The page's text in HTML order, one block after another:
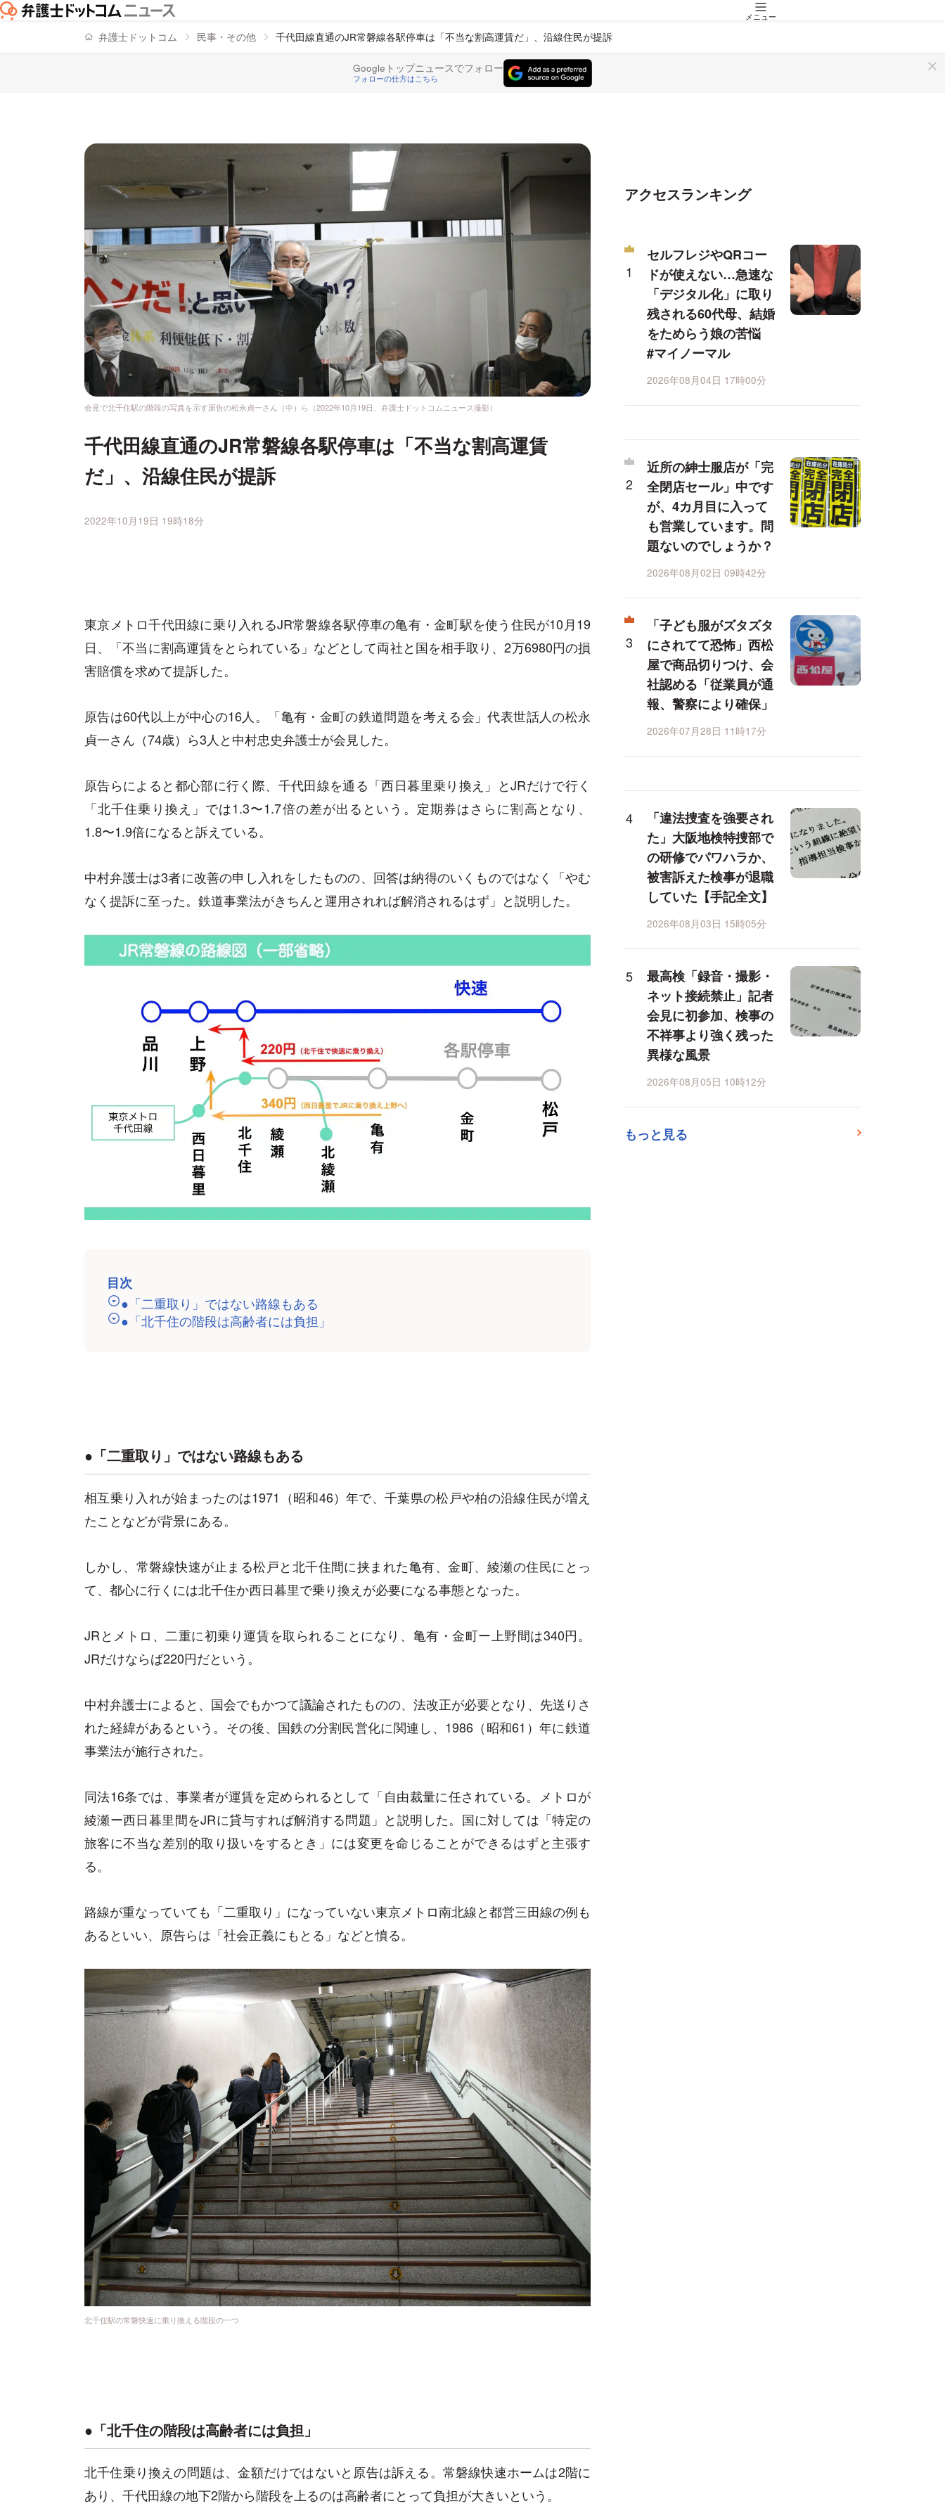
メニュー
弁護士ドットコム 民事・その他 千代田線直通のJR常磐線各駅停車は「不当な割高運賃だ」、沿線住民が提訴
Googleトップニュースでフォロー
フォローの仕方はこちら
会見で北千住駅の階段の写真を示す原告の松永貞一さん（中）ら（2022年10月19日、弁護士ドットコムニュース撮影）
千代田線直通のJR常磐線各駅停車は「不当な割高運賃
だ」、沿線住民が提訴
2022年10月19日 19時18分
東京メトロ千代田線に乗り入れるJR常磐線各駅停車の亀有・金町駅を使う住民が10月19
日、「不当に割高運賃をとられている」などとして両社と国を相手取り、2万6980円の損
害賠償を求めて提訴した。
原告は60代以上が中心の16人。「亀有・金町の鉄道問題を考える会」代表世話人の松永
貞一さん（74歳）ら3人と中村忠史弁護士が会見した。
原告らによると都心部に行く際、千代田線を通る「西日暮里乗り換え」とJRだけで行く
「北千住乗り換え」では1.3〜1.7倍の差が出るという。定期券はさらに割高となり、
1.8〜1.9倍になると訴えている。
中村弁護士は3者に改善の申し入れをしたものの、回答は納得のいくものではなく「やむ
なく提訴に至った。鉄道事業法がきちんと運用されれば解消されるはず」と説明した。
目次
●「二重取り」ではない路線もある
●「北千住の階段は高齢者には負担」
●「二重取り」ではない路線もある
相互乗り入れが始まったのは1971（昭和46）年で、千葉県の松戸や柏の沿線住民が増え
たことなどが背景にある。
しかし、常磐線快速が止まる松戸と北千住間に挟まれた亀有、金町、綾瀬の住民にとっ
て、都心に行くには北千住か西日暮里で乗り換えが必要になる事態となった。
JRとメトロ、二重に初乗り運賃を取られることになり、亀有・金町ー上野間は340円。
JRだけならば220円だという。
中村弁護士によると、国会でもかつて議論されたものの、法改正が必要となり、先送りさ
れた経緯があるという。その後、国鉄の分割民営化に関連し、1986（昭和61）年に鉄道
事業法が施行された。
同法16条では、事業者が運賃を定められるとして「自由裁量に任されている。メトロが
綾瀬ー西日暮里間をJRに貸与すれば解消する問題」と説明した。国に対しては「特定の
旅客に不当な差別的取り扱いをするとき」には変更を命じることができるはずと主張す
る。
路線が重なっていても「二重取り」になっていない東京メトロ南北線と都営三田線の例も
あるといい、原告らは「社会正義にもとる」などと憤る。
北千住駅の常磐快速に乗り換える階段の一つ
●「北千住の階段は高齢者には負担」
北千住乗り換えの問題は、金額だけではないと原告は訴える。常磐線快速ホームは2階に
あり、千代田線の地下2階から階段を上るのは高齢者にとって負担が大きいという。
アクセスランキング
セルフレジやQRコー
ドが使えない…急速な
「デジタル化」に取り
残される60代母、結婚
をためらう娘の苦悩
#マイノーマル
2026年08月04日 17時00分
近所の紳士服店が「完
全閉店セール」中です
が、4カ月目に入って
も営業しています。問
題ないのでしょうか？
2026年08月02日 09時42分
「子ども服がズタズタ
にされてて恐怖」西松
屋で商品切りつけ、会
社認める「従業員が通
報、警察により確保」
2026年07月28日 11時17分
「違法捜査を強要され
た」大阪地検特捜部で
の研修でパワハラか、
被害訴えた検事が退職
していた【手記全文】
2026年08月03日 15時05分
最高検「録音・撮影・
ネット接続禁止」記者
会見に初参加、検事の
不祥事より強く残った
異様な風景
2026年08月05日 10時12分
もっと見る